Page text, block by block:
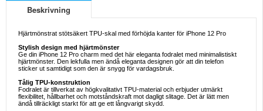
Beskrivning
Hjärtmönstrat stötsäkert TPU-skal med förhöjda kanter för iPhone 12 Pro
Stylish design med hjärtmönster
Ge din iPhone 12 Pro charm med det här eleganta fodralet med minimalistiskt
hjärtmönster. Den lekfulla men ändå eleganta designen gör att din telefon
sticker ut samtidigt som den är snygg för vardagsbruk.
Tålig TPU-konstruktion
Fodralet är tillverkat av högkvalitativt TPU-material och erbjuder utmärkt
flexibilitet, hållbarhet och motståndskraft mot dagligt slitage. Det är lätt men
ändå tillräckligt starkt för att ge ett långvarigt skydd.